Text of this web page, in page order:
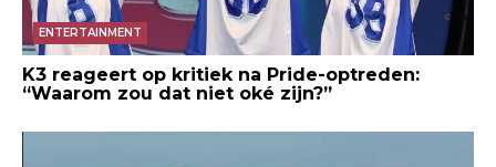
ENTERTAINMENT
K3 reageert op kritiek na Pride-optreden:
“Waarom zou dat niet oké zijn?”